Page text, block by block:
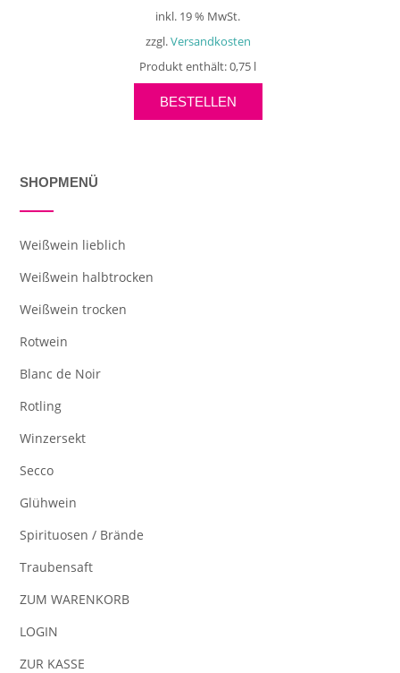
inkl. 19 % MwSt.
zzgl.Versandkosten
Produkt enthält: 0,75 l
BESTELLEN
SHOPMENÜ
Weißwein lieblich
Weißwein halbtrocken
Weißwein trocken
Rotwein
Blanc de Noir
Rotling
Winzersekt
Secco
Glühwein
Spirituosen / Brände
Traubensaft
ZUM WARENKORB
LOGIN
ZUR KASSE